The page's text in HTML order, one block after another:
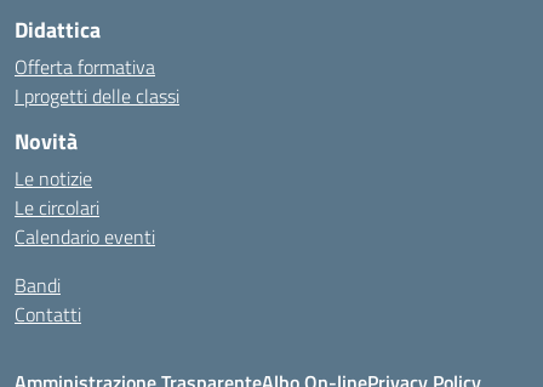
Didattica
Offerta formativa
I progetti delle classi
Novità
Le notizie
Le circolari
Calendario eventi
Bandi
Contatti